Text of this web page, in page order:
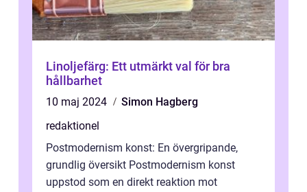
Linoljefärg: Ett utmärkt val för bra
hållbarhet
10 maj 2024
Simon Hagberg
redaktionel
Postmodernism konst: En övergripande,
grundlig översikt Postmodernism konst
uppstod som en direkt reaktion mot